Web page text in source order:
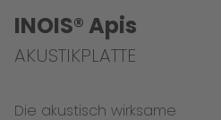
INOIS® Apis
AKUSTIKPLATTE
Die akustisch wirksame